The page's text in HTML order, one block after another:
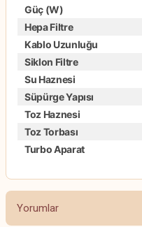
Güç (W)
Hepa Filtre
Kablo Uzunluğu
Siklon Filtre
Su Haznesi
Süpürge Yapısı
Toz Haznesi
Toz Torbası
Turbo Aparat
Yorumlar